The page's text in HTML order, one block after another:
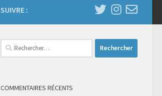
SUIVRE :
Rechercher :
COMMENTAIRES RÉCENTS